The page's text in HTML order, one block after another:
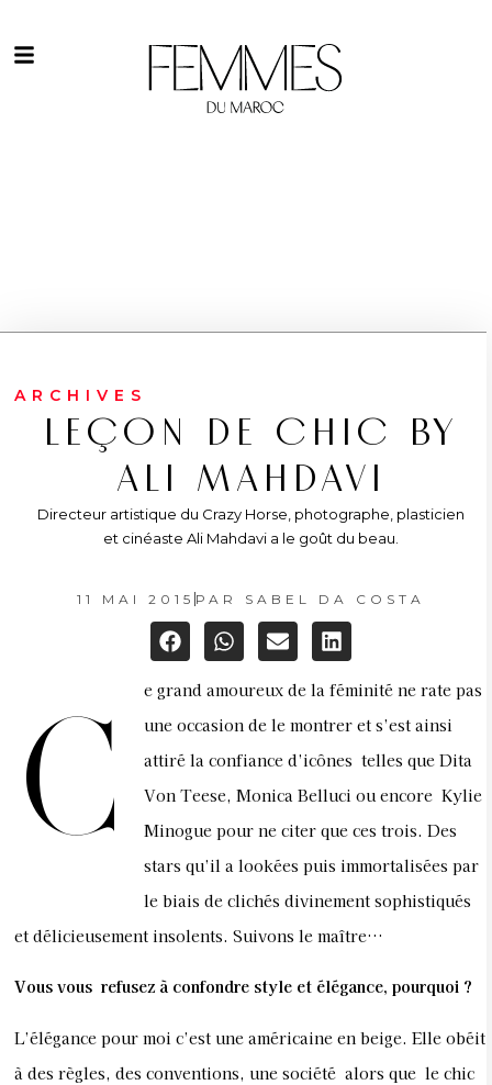
ARCHIVES
LEÇON DE CHIC BY
ALI MAHDAVI
Directeur artistique du Crazy Horse, photographe, plasticien
et cinéaste Ali Mahdavi a le goût du beau.
11 MAI 2015 PAR SABEL DA COSTA
C
e grand amoureux de la féminité ne rate pas
une occasion de le montrer et s’est ainsi
attiré la confiance d’icônes telles que Dita
Von Teese, Monica Belluci ou encore Kylie
Minogue pour ne citer que ces trois. Des
stars qu’il a lookées puis immortalisées par
le biais de clichés divinement sophistiqués
et délicieusement insolents. Suivons le maître…
Vous vous refusez à confondre style et élégance, pourquoi ?
L’élégance pour moi c’est une américaine en beige. Elle obéit
à des règles, des conventions, une société alors que le chic